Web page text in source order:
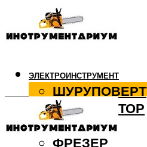
ЭЛЕКТРОИНСТРУМЕНТ
ШУРУПОВЕРТ
ПЕРФОРАТОР
ДРЕЛЬ
ФРЕЗЕР